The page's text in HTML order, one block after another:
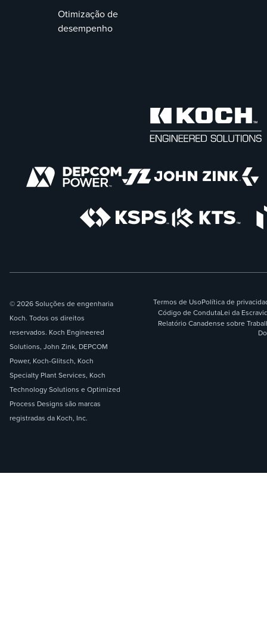
Otimização de
desempenho
© 2026 Soluções de engenharia
Koch. Todos os direitos
reservados. Koch Engineered
Solutions, John Zink, DEPCOM
Power, Koch-Glitsch, Koch
Specialty Plant Services, Koch
Technology Solutions e Optimized
Process Designs são marcas
registradas da Koch, Inc.
Termos de UsoPolítica de
Código de CondutaLei da
Relatório Canadense sobre